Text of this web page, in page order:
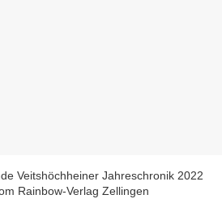
Veitshöchheiner Jahreschronik 2022
Rainbow-Verlag Zellingen